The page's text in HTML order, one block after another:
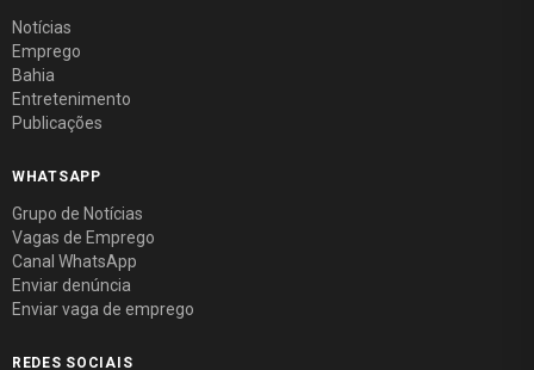
Notícias
Emprego
Bahia
Entretenimento
Publicações
WHATSAPP
Grupo de Notícias
Vagas de Emprego
Canal WhatsApp
Enviar denúncia
Enviar vaga de emprego
REDES SOCIAIS